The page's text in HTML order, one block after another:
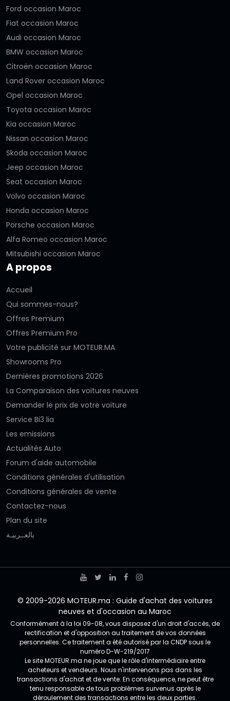
Ford occasion Maroc
Fiat occasion Maroc
Audi occasion Maroc
BMW occasion Maroc
Citroën occasion Maroc
Land Rover occasion Maroc
Opel occasion Maroc
Toyota occasion Maroc
Kia occasion Maroc
Nissan occasion Maroc
Skoda occasion Maroc
Jeep occasion Maroc
Seat occasion Maroc
Volvo occasion Maroc
Honda occasion Maroc
Porsche occasion Maroc
Alfa Romeo occasion Maroc
Mitsubishi occasion Maroc
A propos
Accueil
Qui sommes-nous?
Offres Premium
Offres Premium Pro
Votre publicité sur MOTEUR.MA
Showrooms Pro
Dernières promotions 2026
La Comparaison des voitures neuves
Demander le prix de votre voiture
Service Bi3 lia
Les emissions
Actualités Auto
Forum d'aide automobile
Conditions générales d'utilisation
Conditions générales de vente
Contactez-nous
Plan du site
بالعــربيـة
© 2009-2026 MOTEUR.ma : Guide d'achat des voitures
neuves et d'occasion au Maroc
Conformément à la loi 09-08, vous disposez d'un droit d'accès, de
rectification et d'opposition au traitement de vos données
personnelles. Ce traitement a été autorisé par la CNDP sous le
numéro D-W-219/2017
Le site MOTEUR.ma ne joue que le rôle d'intermédiaire entre
acheteurs et vendeurs. Nous n'intervenons pas dans les
transactions d'achat et de vente. En conséquence, ne peut être
tenu responsable de tous problèmes survenus après le
déroulement des transactions entre les deux parties.